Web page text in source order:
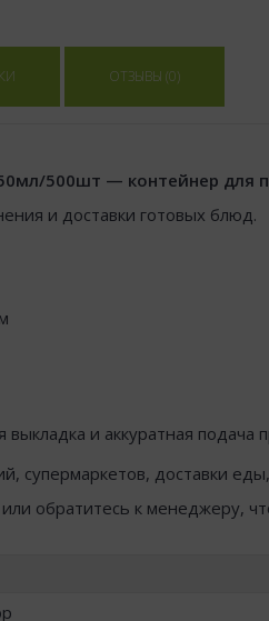
ОТЗЫВЫ (0)
500шт — контейнер
и доставки готовых блюд.
выкладка и аккуратная подача
супермаркетов, доставки
обратитесь к менеджеру,